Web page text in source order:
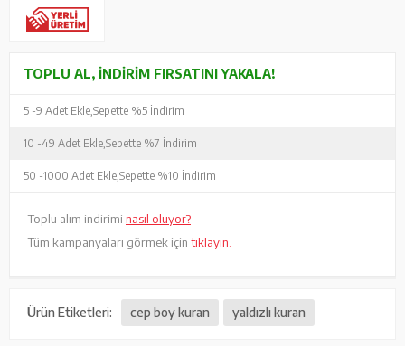
TOPLU AL, İNDIRIM FIRSATINI YAKALA!
5 -9 Adet Ekle, Sepette %5 İndirim
10 -49 Adet Ekle, Sepette %7 İndirim
50 -1000 Adet Ekle, Sepette %10 İndirim
Toplu alım indirimi nasıl oluyor?
Tüm kampanyaları görmek için tıklayın.
Ürün Etiketleri: cep boy kuran yaldızlı kuran